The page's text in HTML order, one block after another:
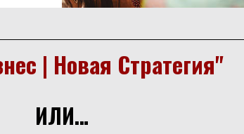
| Новая Стратегия"
ИЛИ…